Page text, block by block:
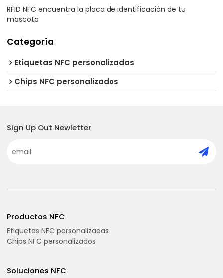
RFID NFC encuentra la placa de identificación de tu
mascota
Categoría
Etiquetas NFC personalizadas
Chips NFC personalizados
Sign Up Out Newletter
Productos NFC
Etiquetas NFC personalizadas
Chips NFC personalizados
Soluciones NFC